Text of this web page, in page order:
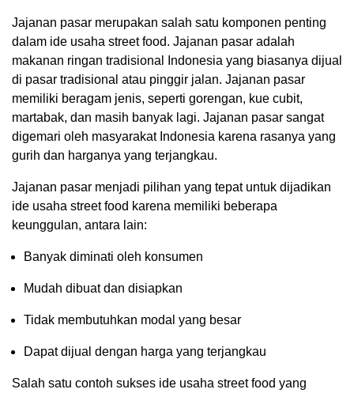
Jajanan pasar merupakan salah satu komponen penting
dalam ide usaha street food. Jajanan pasar adalah
makanan ringan tradisional Indonesia yang biasanya dijual
di pasar tradisional atau pinggir jalan. Jajanan pasar
memiliki beragam jenis, seperti gorengan, kue cubit,
martabak, dan masih banyak lagi. Jajanan pasar sangat
digemari oleh masyarakat Indonesia karena rasanya yang
gurih dan harganya yang terjangkau.
Jajanan pasar menjadi pilihan yang tepat untuk dijadikan
ide usaha street food karena memiliki beberapa
keunggulan, antara lain:
Banyak diminati oleh konsumen
Mudah dibuat dan disiapkan
Tidak membutuhkan modal yang besar
Dapat dijual dengan harga yang terjangkau
Salah satu contoh sukses ide usaha street food yang